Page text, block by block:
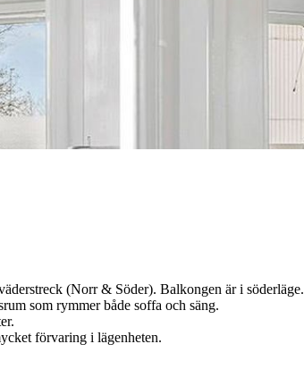
(Norr & Söder). Balkongen är i söderläge.
som rymmer både soffa och säng.
förvaring i lägenheten.